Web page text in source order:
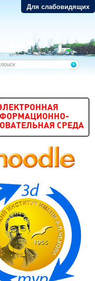
Для слабовидящих
СРЕДА